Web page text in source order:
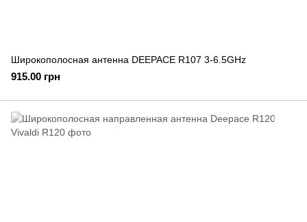
Широкополосная антенна DEEPACE R107 3-6.5GHz
915.00 грн